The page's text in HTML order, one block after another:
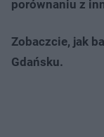
porównaniu z
Zobaczcie, jak
Gdańsku.